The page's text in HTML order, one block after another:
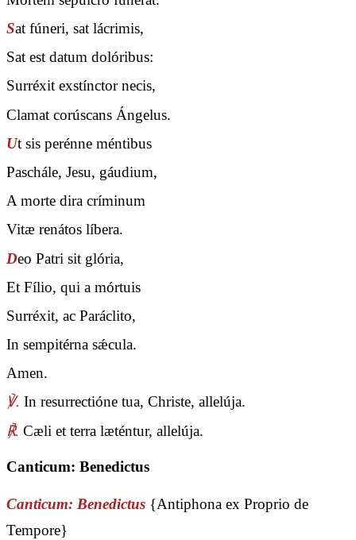
Sat fúneri, sat lácrimis,
Sat est datum dolóribus:
Surréxit exstínctor necis,
Clamat corúscans Ángelus.
Ut sis perénne méntibus
Paschále, Jesu, gáudium,
A morte dira críminum
Vitæ renátos líbera.
Deo Patri sit glória,
Et Fílio, qui a mórtuis
Surréxit, ac Paráclito,
In sempitérna sǽcula.
Amen.
℣. In resurrectióne tua, Christe, allelúja.
℟. Cæli et terra læténtur, allelúja.
Canticum: Benedictus
Canticum: Benedictus {Antiphona ex Proprio de
Tempore}